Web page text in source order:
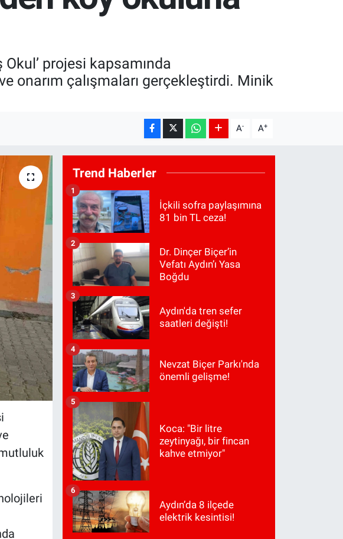
projesi kapsamında
onarım çalışmaları gerçekleştirdi. Minik
A- A+
Trend Haberler
İçkili sofra paylaşımına
81 bin TL ceza!
1
Dr. Dinçer Biçer’in
Vefatı Aydın’ı Yasa
Boğdu
2
Aydın'da tren sefer
saatleri değişti!
3
Nevzat Biçer Parkı'nda
önemli gelişme!
4
Koca: "Bir litre
zeytinyağı, bir fincan
kahve etmiyor"
5
Aydın’da 8 ilçede
elektrik kesintisi!
6